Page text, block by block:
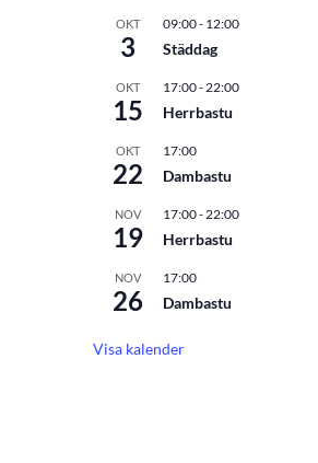
OKT
3
09:00- 12:00
Städdag
OKT
15
17:00- 22:00
Herrbastu
OKT
22
17:00
Dambastu
NOV
19
17:00- 22:00
Herrbastu
NOV
26
17:00
Dambastu
Visa kalender